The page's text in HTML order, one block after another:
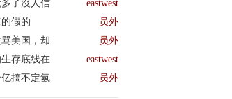
了沒人信 eastwest
假的 员外
美国，却 员外
存底线在 eastwest
搞不定氢 员外